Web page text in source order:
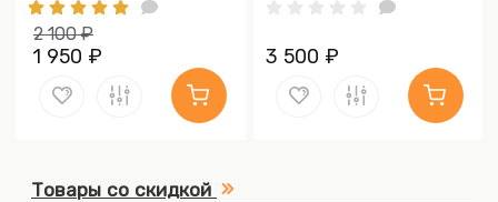
2 100 ₽
1 950 ₽ 3 500 ₽
Товары со скидкой